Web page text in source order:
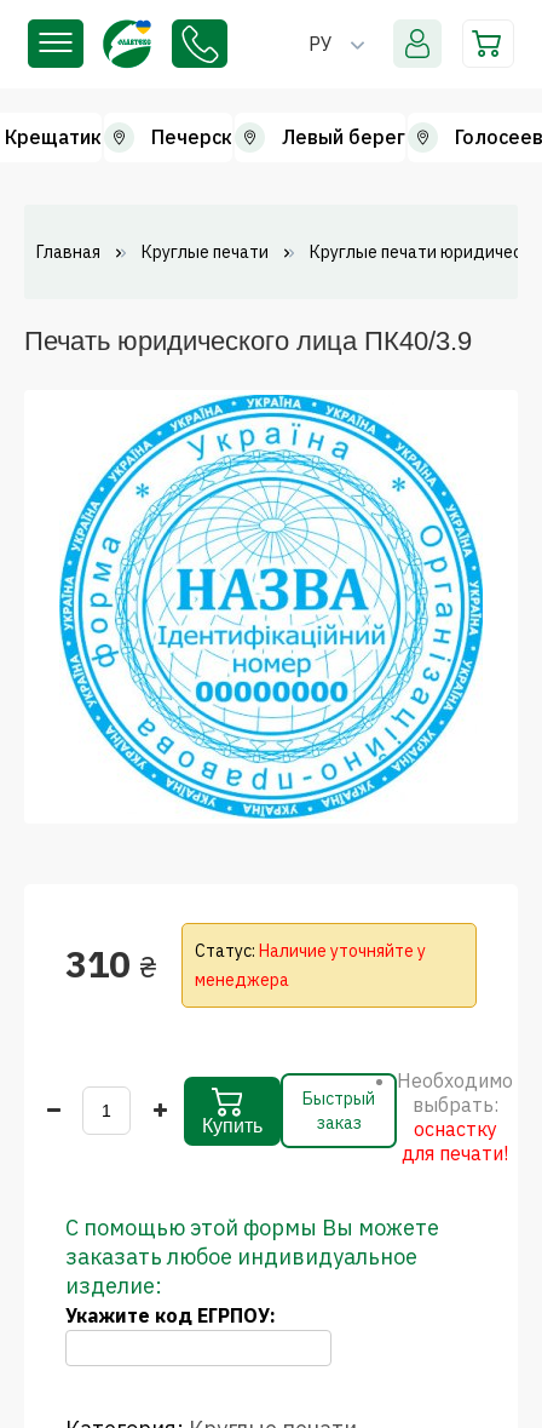
РУ
Крещатик Печерск Левый берег
Главная Круглые печати Круглые печати
Печать юридического лица ПК40/3.9
310 ₴ Статус: Наличие уточняйте у
менеджера
Купить
Быстрый
заказ
Необходимо
выбрать:
оснастку
для печати!
С помощью этой формы Вы можете
заказать любое индивидуальное
изделие:
Укажите код ЕГРПОУ: